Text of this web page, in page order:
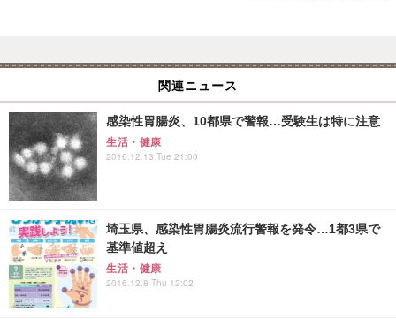
関連ニュース
感染性胃腸炎、10都県で警報…受験生は特に注意
生活・健康
2016.12.13 Tue 21:00
埼玉県、感染性胃腸炎流行警報を発令…1都3県で
基準値超え
生活・健康
2016.12.8 Thu 12:02